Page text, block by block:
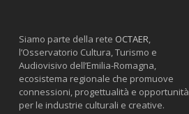
Siamo parte della rete OCTAER,
l’Osservatorio Cultura, Turismo e
Audiovisivo dell’Emilia-Romagna,
ecosistema regionale che promuove
connessioni, progettualità e opportunità
per le industrie culturali e creative.